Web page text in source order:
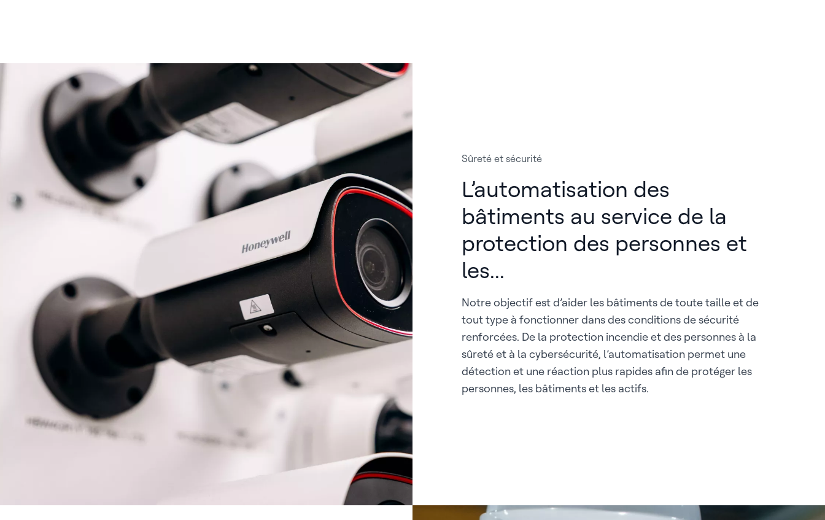
Sûreté et sécurité
L’automatisation des
bâtiments au service de la
protection des personnes et
les...
Notre objectif est d’aider les bâtiments de toute taille et de
tout type à fonctionner dans des conditions de sécurité
renforcées. De la protection incendie et des personnes à la
sûreté et à la cybersécurité, l’automatisation permet une
détection et une réaction plus rapides afin de protéger les
personnes, les bâtiments et les actifs.